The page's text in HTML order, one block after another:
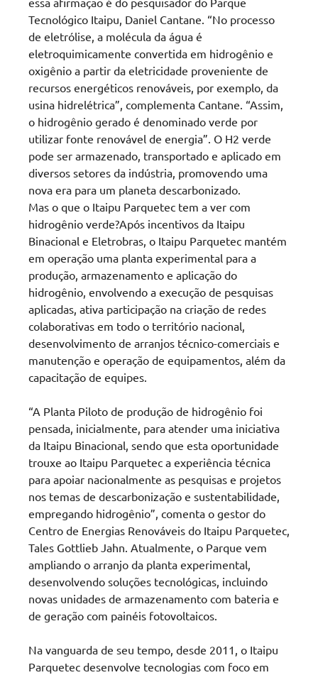
Tecnológico Itaipu, Daniel Cantane. “No processo
de eletrólise, a molécula da água é
eletroquimicamente convertida em hidrogênio e
oxigênio a partir da eletricidade proveniente de
recursos energéticos renováveis, por exemplo, da
usina hidrelétrica”, complementa Cantane. “Assim,
o hidrogênio gerado é denominado verde por
utilizar fonte renovável de energia”. O H2 verde
pode ser armazenado, transportado e aplicado em
diversos setores da indústria, promovendo uma
nova era para um planeta descarbonizado.
Mas o que o Itaipu Parquetec tem a ver com
hidrogênio verde?Após incentivos da Itaipu
Binacional e Eletrobras, o Itaipu Parquetec mantém
em operação uma planta experimental para a
produção, armazenamento e aplicação do
hidrogênio, envolvendo a execução de pesquisas
aplicadas, ativa participação na criação de redes
colaborativas em todo o território nacional,
desenvolvimento de arranjos técnico-comerciais e
manutenção e operação de equipamentos, além da
capacitação de equipes.
“A Planta Piloto de produção de hidrogênio foi
pensada, inicialmente, para atender uma iniciativa
da Itaipu Binacional, sendo que esta oportunidade
trouxe ao Itaipu Parquetec a experiência técnica
para apoiar nacionalmente as pesquisas e projetos
nos temas de descarbonização e sustentabilidade,
empregando hidrogênio”, comenta o gestor do
Centro de Energias Renováveis do Itaipu Parquetec,
Tales Gottlieb Jahn. Atualmente, o Parque vem
ampliando o arranjo da planta experimental,
desenvolvendo soluções tecnológicas, incluindo
novas unidades de armazenamento com bateria e
de geração com painéis fotovoltaicos.
Na vanguarda de seu tempo, desde 2011, o Itaipu
Parquetec desenvolve tecnologias com foco em